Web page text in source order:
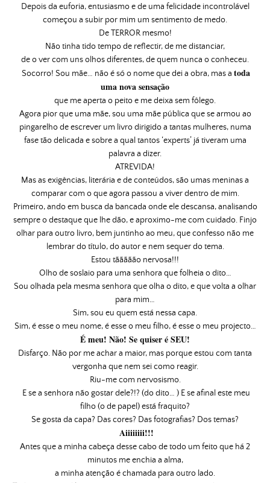
Depois da euforia, entusiasmo e de uma felicidade incontrolável
começou a subir por mim um sentimento de medo.
De TERROR mesmo!
Não tinha tido tempo de reflectir, de me distanciar,
de o ver com uns olhos diferentes, de quem nunca o conheceu.
Socorro! Sou mãe… não é só o nome que dei a obra, mas a toda
uma nova sensação
que me aperta o peito e me deixa sem fôlego.
Agora pior que uma mãe, sou uma mãe pública que se armou ao
pingarelho de escrever um livro dirigido a tantas mulheres, numa
fase tão delicada e sobre a qual tantos ‘experts’ já tiveram uma
palavra a dizer.
ATREVIDA!
Mas as exigências, literária e de conteúdos, são umas meninas a
comparar com o que agora passou a viver dentro de mim.
Primeiro, ando em busca da bancada onde ele descansa, analisando
sempre o destaque que lhe dão, e aproximo-me com cuidado. Finjo
olhar para outro livro, bem juntinho ao meu, que confesso não me
lembrar do título, do autor e nem sequer do tema.
Estou tããããão nervosa!!!
Olho de soslaio para uma senhora que folheia o dito…
Sou olhada pela mesma senhora que olha o dito, e que volta a olhar
para mim…
Sim, sou eu quem está nessa capa.
Sim, é esse o meu nome, é esse o meu filho, é esse o meu projecto…
É meu! Não! Se quiser é SEU!
Disfarço. Não por me achar a maior, mas porque estou com tanta
vergonha que nem sei como reagir.
Riu-me com nervosismo.
E se a senhora não gostar dele?!? (do dito… ) E se afinal este meu
filho (o de papel) está fraquito?
Se gosta da capa? Das cores? Das fotografias? Dos temas?
Aiiiiiiii!!!
Antes que a minha cabeça desse cabo de todo um feito que há 2
minutos me enchia a alma,
a minha atenção é chamada para outro lado.